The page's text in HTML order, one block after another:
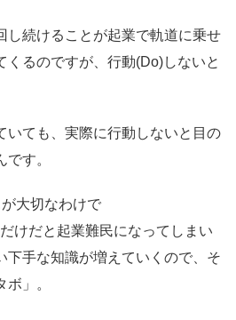
し続けることが起業で軌道に乗せ
くるのですが、行動(Do)しないと
いても、実際に行動しないと目の
す。
切なわけで
と起業難民になってしまい
下手な知識が増えていくので、そ
」。